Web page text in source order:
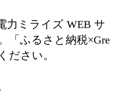
力ミライズ WEB サ
「ふるさと納税×Gre
ださい。